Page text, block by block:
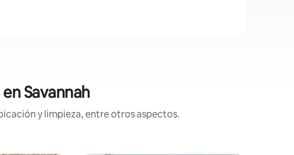
Savannah
y limpieza, entre otros aspectos.